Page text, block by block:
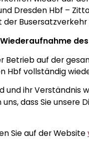
Dresden Hbf –
Betrieb auf der
Hbf vollständig
und ihr Verständnis
dass Sie unsere
Sie auf der Website